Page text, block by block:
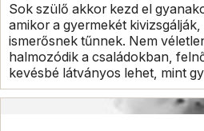
Sok szülő akkor kezd el
amikor a gyermekét
ismerősnek tűnnek. Nem
halmozódik a családokban,
kevésbé látványos lehet, mint